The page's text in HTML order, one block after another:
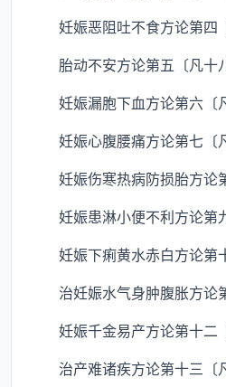
妊娠恶阻吐不食方论第四〔
胎动不安方论第五〔凡十八
妊娠漏胞下血方论第六〔凡
妊娠心腹腰痛方论第七〔凡
妊娠伤寒热病防损胎方论第
妊娠患淋小便不利方论第九
妊娠下痢黄水赤白方论第十
治妊娠水气身肿腹胀方论第
妊娠千金易产方论第十二〔
治产难诸疾方论第十三〔凡